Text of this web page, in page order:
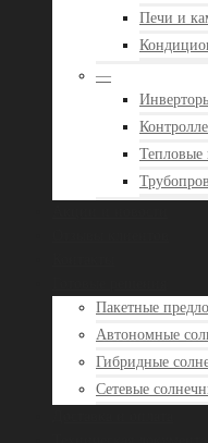
Печи и
—
Тепловые
Пакетные
Автономные
Гибридные
Сетевые